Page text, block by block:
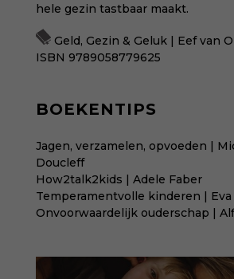
hele gezin tastbaar maakt.
Geld, Gezin & Geluk | Eef van
ISBN 9789058779625
BOEKENTIPS
Jagen, verzamelen, opvoeden |
Doucleff
How2talk2kids | Adele Faber
Temperamentvolle kinderen |
Onvoorwaardelijk ouderschap |